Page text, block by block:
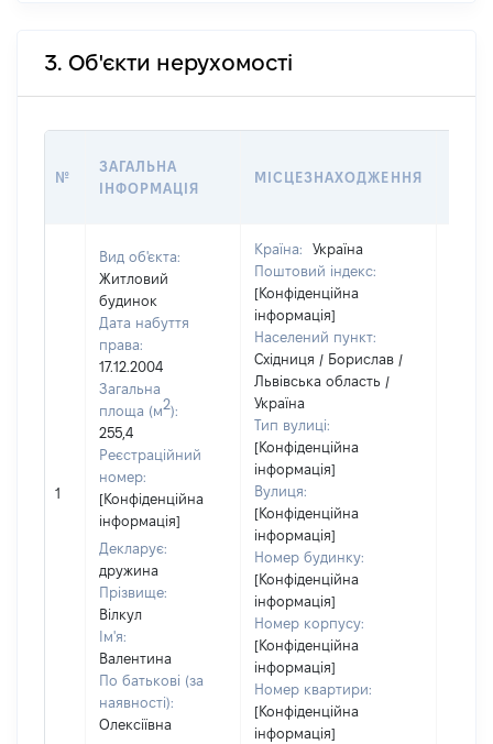
3. Об'єкти нерухомості
№
ЗАГАЛЬНА
ІНФОРМАЦІЯ
МІСЦЕЗНАХОДЖЕННЯ
1
Вид об'єкта:
Житловий
будинок
Дата набуття
права:
17.12.2004
Загальна
площа (м2):
255,4
Реєстраційний
номер:
[Конфіденційна
інформація]
Декларує:
дружина
Прізвище:
Вілкул
Ім'я:
Валентина
По батькові (за
наявності):
Олексіївна
Країна:
Україна
Поштовий індекс:
[Конфіденційна
інформація]
Населений пункт:
Східниця / Борислав /
Львівська область /
Україна
Тип вулиці:
[Конфіденційна
інформація]
Вулиця:
[Конфіденційна
інформація]
Номер будинку:
[Конфіденційна
інформація]
Номер корпусу:
[Конфіденційна
інформація]
Номер квартири:
[Конфіденційна
інформація]